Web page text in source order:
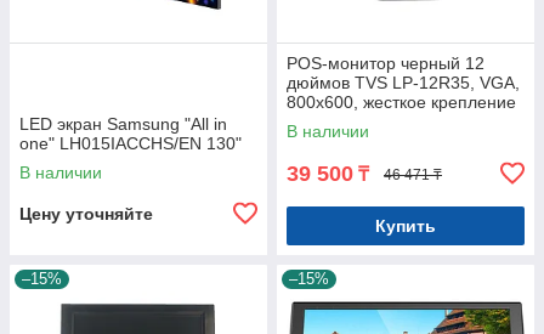
LED экран Samsung "All in
one" LH015IACCHS/EN 130"
В наличии
Цену уточняйте
POS-монитор черный 12
дюймов TVS LP-12R35, VGA,
800x600, жесткое крепление
к рабочему месту Арт.5515
В наличии
39 500 ₸ 46 471 ₸
Купить
–15% –15%